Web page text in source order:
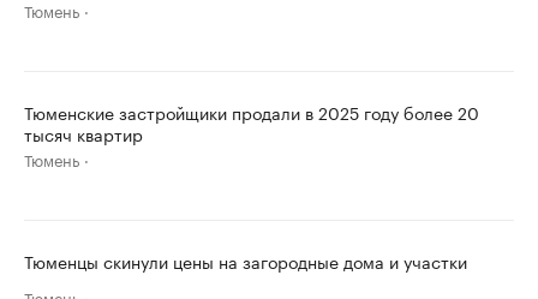
Тюмень
Тюменские застройщики продали в 2025 году более 20
тысяч квартир
Тюмень
Тюменцы скинули цены на загородные дома и участки